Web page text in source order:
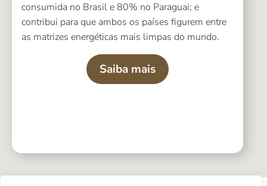
consumida no Brasil e 80% no Paraguai; e
contribui para que ambos os países figurem entre
as matrizes energéticas mais limpas do mundo.
Saiba mais